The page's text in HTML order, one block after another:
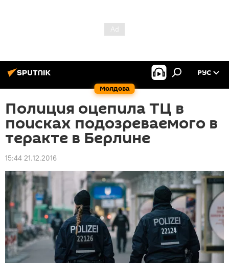
Молдова
РУС
Полиция оцепила ТЦ в
поисках подозреваемого в
теракте в Берлине
15:44 21.12.2016